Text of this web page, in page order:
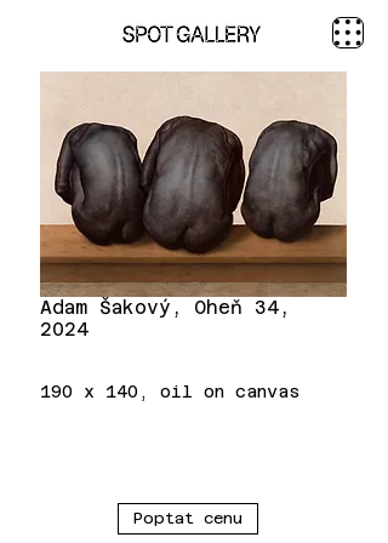
Adam Šakový, Oheň 34,
2024
190 x 140, oil on canvas
Poptat cenu